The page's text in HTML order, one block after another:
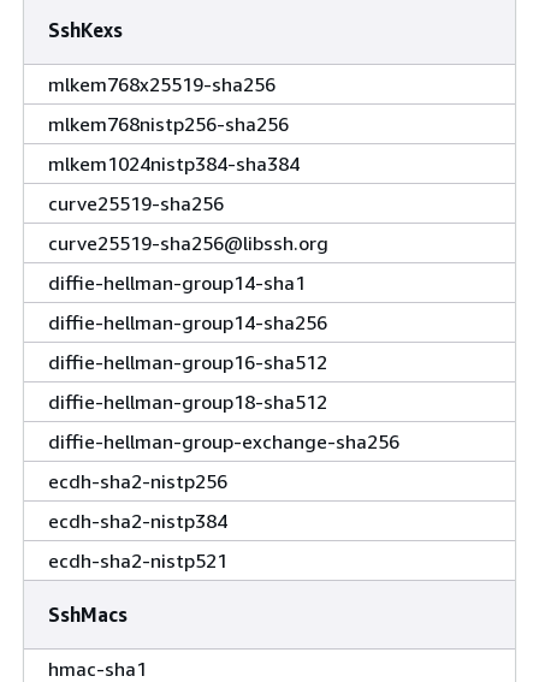
SshKexs
mlkem768x25519-sha256
mlkem768nistp256-sha256
mlkem1024nistp384-sha384
curve25519-sha256
curve25519-sha256@libssh.org
diffie-hellman-group14-sha1
diffie-hellman-group14-sha256
diffie-hellman-group16-sha512
diffie-hellman-group18-sha512
diffie-hellman-group-exchange-sha256
ecdh-sha2-nistp256
ecdh-sha2-nistp384
ecdh-sha2-nistp521
SshMacs
hmac-sha1